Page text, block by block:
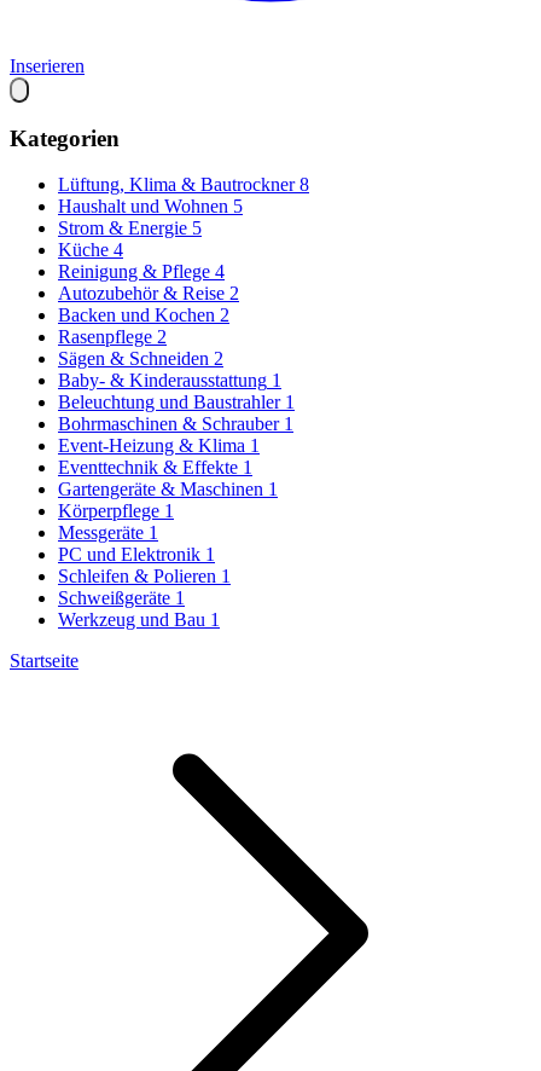
Inserieren
Kategorien
Lüftung, Klima & Bautrockner 8
Haushalt und Wohnen 5
Strom & Energie 5
Küche 4
Reinigung & Pflege 4
Autozubehör & Reise 2
Backen und Kochen 2
Rasenpflege 2
Sägen & Schneiden 2
Baby- & Kinderausstattung 1
Beleuchtung und Baustrahler 1
Bohrmaschinen & Schrauber 1
Event-Heizung & Klima 1
Eventtechnik & Effekte 1
Gartengeräte & Maschinen 1
Körperpflege 1
Messgeräte 1
PC und Elektronik 1
Schleifen & Polieren 1
Schweißgeräte 1
Werkzeug und Bau 1
Startseite